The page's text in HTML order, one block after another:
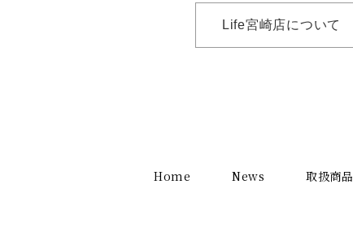
Life宮崎店について
Home News 取扱商品